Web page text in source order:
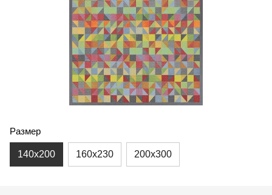
Размер
140x200 160x230 200x300